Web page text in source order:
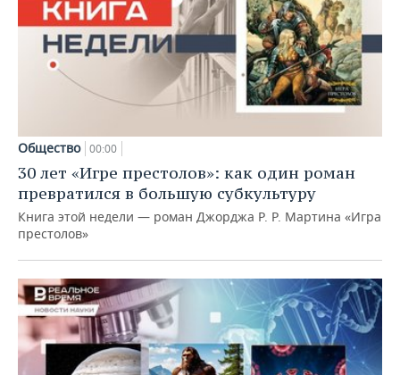
Общество 00:00
30 лет «Игре престолов»: как один роман
превратился в большую субкультуру
Книга этой недели — роман Джорджа Р. Р. Мартина «Игра
престолов»